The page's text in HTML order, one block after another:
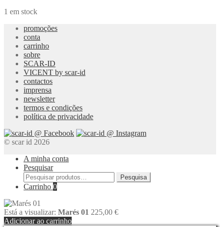
1 em stock
promoções
conta
carrinho
sobre
SCAR-ID
VICENT by scar-id
contactos
imprensa
newsletter
termos e condições
política de privacidade
© scar id 2026
A minha conta
Pesquisar
Pesquisar
por:
Pesquisa
Carrinho 0
Está a visualizar: Marés 01 225,00 €
Adicionar ao carrinho